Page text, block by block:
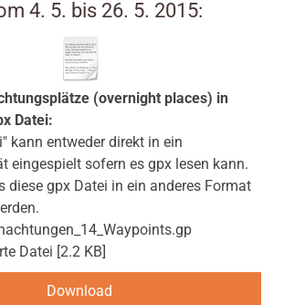
4. 5. bis 26. 5. 2015:
(overnight places) in
Datei:
kann entweder direkt in ein
eingespielt sofern es gpx lesen kann.
diese gpx Datei in ein anderes Format
Datei 2.2 KB
Download